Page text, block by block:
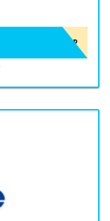
SOMMER2026OBP